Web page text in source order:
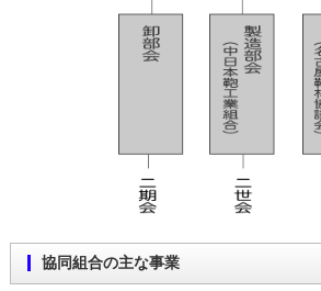
協同組合の主な事業